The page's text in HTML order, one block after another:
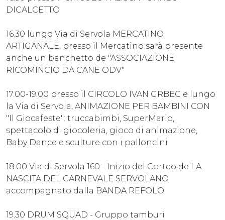
DICALCETTO
16.30 lungo Via di Servola MERCATINO
ARTIGANALE, presso il Mercatino sarà presente
anche un banchetto de "ASSOCIAZIONE
RICOMINCIO DA CANE ODV"
17.00-19.00 presso il CIRCOLO IVAN GRBEC e lungo
la Via di Servola, ANIMAZIONE PER BAMBINI CON
"Il Giocafeste": truccabimbi, SuperMario,
spettacolo di giocoleria, gioco di animazione,
Baby Dance e sculture con i palloncini
18.00 Via di Servola 160 - Inizio del Corteo de LA
NASCITA DEL CARNEVALE SERVOLANO
accompagnato dalla BANDA REFOLO
19.30 DRUM SQUAD - Gruppo tamburi